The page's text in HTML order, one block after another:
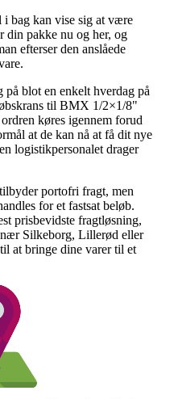
i bag kan vise sig at være
din pakke nu og her, og
efterser den anslåede
blot en enkelt hverdag på
til BMX 1/2×1/8"
køres igennem forud
at de kan nå at få dit nye
logistikpersonalet drager
portofri fragt, men
for et fastsat beløb.
prisbevidste fragtløsning,
Silkeborg, Lillerød eller
at bringe dine varer til et